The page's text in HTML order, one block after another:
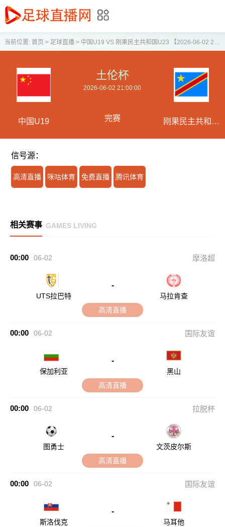
当前位置: 首页 > 足球直播> 中国U19 VS 刚果民主共和国U23 【2026-06-02 21:00:00】
中国U19
土伦杯
2026-06-02 21:00:00
完赛
刚果民主共和国
信号源：
高清直播 咪咕体育 免费直播 腾讯体育
相关赛事 GAMES LIVING
00:00 06-02 摩洛超
UTS拉巴特
-
马拉肯查
高清直播
00:00 06-02 国际友谊
保加利亚
-
黑山
高清直播
00:00 06-02 拉脱杯
图勇士
-
文茨皮尔斯
高清直播
00:00 06-02 国际友谊
斯洛伐克
-
马耳他